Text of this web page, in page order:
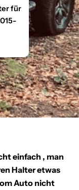
für
einfach , man
Halter etwas
Auto nicht